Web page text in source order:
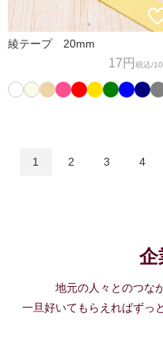
綾テープ 20mm
17円 税込/
1 2 3 4
企
地元の人々とのつな
一旦好いてもらえればずっ